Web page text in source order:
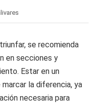
se recomienda
en secciones y
Estar en un
la diferencia, ya
necesaria para